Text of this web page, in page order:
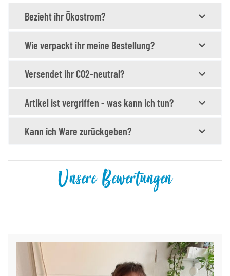
Bezieht ihr Ökostrom?
Wie verpackt ihr meine Bestellung?
Versendet ihr CO2-neutral?
Artikel ist vergriffen - was kann ich tun?
Kann ich Ware zurückgeben?
Unsere Bewertungen